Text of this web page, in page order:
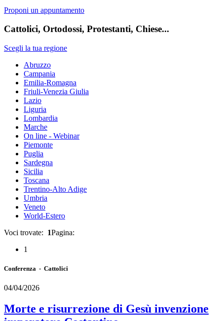
Proponi un appuntamento
Cattolici, Ortodossi, Protestanti, Chiese...
Scegli la tua regione
Abruzzo
Campania
Emilia-Romagna
Friuli-Venezia Giulia
Lazio
Liguria
Lombardia
Marche
On line - Webinar
Piemonte
Puglia
Sardegna
Sicilia
Toscana
Trentino-Alto Adige
Umbria
Veneto
World-Estero
Voci trovate: 1Pagina:
1
Conferenza - Cattolici
04/04/2026
Morte e risurrezione di Gesù invenzione